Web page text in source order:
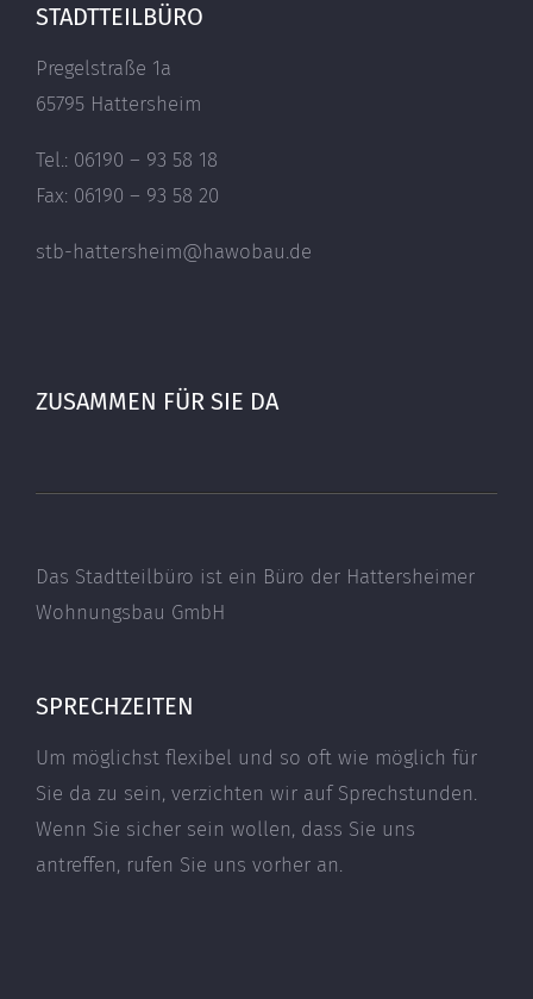
STADTTEILBÜRO
Pregelstraße 1a
65795 Hattersheim
Tel.: 06190 – 93 58 18
Fax: 06190 – 93 58 20
stb-hattersheim@hawobau.de
ZUSAMMEN FÜR SIE DA
Das Stadtteilbüro ist ein Büro der Hattersheimer
Wohnungsbau GmbH
SPRECHZEITEN
Um möglichst flexibel und so oft wie möglich für
Sie da zu sein, verzichten wir auf Sprechstunden.
Wenn Sie sicher sein wollen, dass Sie uns
antreffen, rufen Sie uns vorher an.